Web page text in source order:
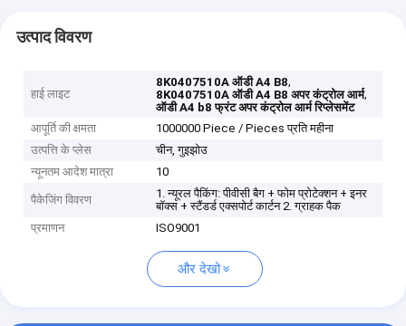
उत्पाद विवरण
हाई लाइट
8K0407510A ऑडी A4 B8,
8K0407510A ऑडी A4 B8 अपर कंट्रोल आर्म,
ऑडी A4 b8 फ्रंट अपर कंट्रोल आर्म रिप्लेसमेंट
आपूर्ति की क्षमता
1000000 Piece / Pieces प्रति महीना
उत्पत्ति के प्लेस
चीन, गुइझोउ
न्यूनतम आदेश मात्रा
10
पैकेजिंग विवरण
1. न्यूरल पैकिंग: पीवीसी बैग + फोम प्रोटेक्शन + इनर
बॉक्स + स्टैंडर्ड एक्सपोर्ट कार्टन 2. ग्राहक पैक
प्रमाणन
ISO9001
और देखो